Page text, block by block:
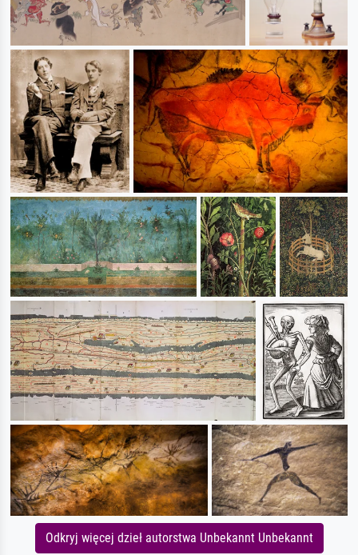
Odkryj więcej dzieł autorstwa Unbekannt Unbekannt